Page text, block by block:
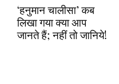
‘हनुमान चालीसा’ कब
लिखा गया क्या आप
जानते हैं; नहीं तो जानिये!